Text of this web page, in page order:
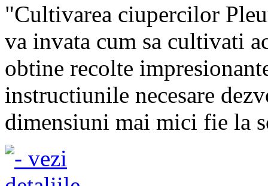
"Cultivarea ciupercilor
va invata cum sa cultivati
obtine recolte
instructiunile necesare
dimensiuni mai mici fie la